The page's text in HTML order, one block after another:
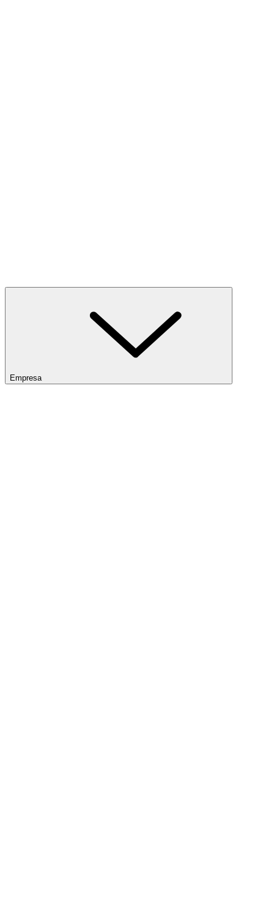
Empresa